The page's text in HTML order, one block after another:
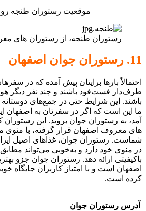
موقعیت رستوران طنجه
رستوران طنجه، از رستوران های
11. رستوران جوان اصفهان
احتمالاً بارها برایتان پیش آمده که در
طرف‌دار فست‌فود باشند و چند نفر دیگر
باشند. این شرایط حتی در جمع‌های دوستانه
ما این است که اگر در سفرتان به اصفهان
آمد، به رستوران جوان بروید. این
های معروف اصفهان قرار گرفته، با منوی
شماست. رستوران جوان، غذاهای اصیل
در منوی خود دارد و به‌خوبی می‌تواند
باکیفیتی ارائه دهد. رستوران جوان جزو
اصفهان است و با امتیاز کاربران جایگاه
کرده است.
آدرس رستوران جوان